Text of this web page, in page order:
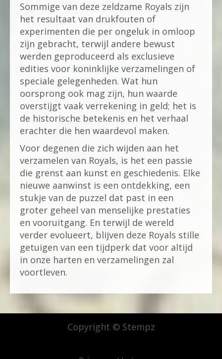
Sommige van deze zeldzame Royals zijn
het resultaat van drukfouten of
experimenten die per ongeluk in omloop
zijn gebracht, terwijl andere bewust
werden geproduceerd als exclusieve
edities voor koninklijke verzamelingen of
speciale gelegenheden. Wat hun
oorsprong ook mag zijn, hun waarde
overstijgt vaak verrekening in geld; het is
de historische betekenis en het verhaal
erachter die hen waardevol maken.
Voor degenen die zich wijden aan het
verzamelen van Royals, is het een passie
die grenst aan kunst en geschiedenis. Elke
nieuwe aanwinst is een ontdekking, een
stukje van de puzzel dat past in een
groter geheel van menselijke prestaties
en vooruitgang. En terwijl de wereld
verder evolueert, blijven deze Royals stille
getuigen van een tijdperk dat voor altijd
in onze harten en verzamelingen zal
voortleven.
Copyright © Stempz